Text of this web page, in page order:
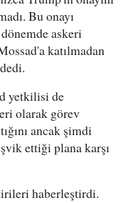
Bu onayı
askeri
katılmadan
yetkilisi de
olarak görev
ancak şimdi
ettiği plana karşı
haberleştirdi.